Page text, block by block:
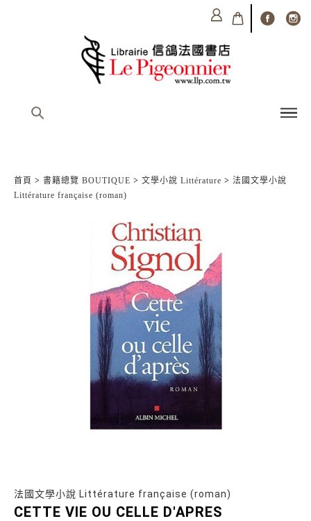
首頁 > 書籍總覽 BOUTIQUE > 文學小說 Littérature > 法國文學小說
Littérature française (roman)
法國文學小說 Littérature française (roman)
CETTE VIE OU CELLE D'APRES